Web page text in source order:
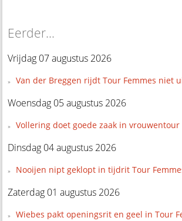
Eerder...
Vrijdag 07 augustus 2026
Van der Breggen rijdt Tour Femmes niet
Woensdag 05 augustus 2026
Vollering doet goede zaak in vrouwentour
Dinsdag 04 augustus 2026
Nooijen nipt geklopt in tijdrit Tour
Zaterdag 01 augustus 2026
Wiebes pakt openingsrit en geel in Tour